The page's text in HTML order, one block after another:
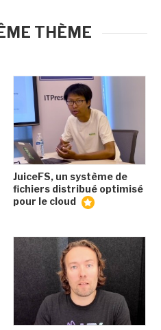
THÈME
JuiceFS, un système de
fichiers distribué optimisé
pour le cloud